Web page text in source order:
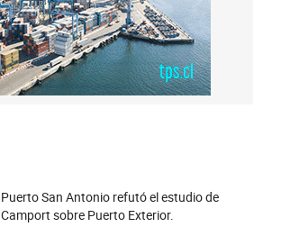
Puerto San Antonio refutó el estudio de
Camport sobre Puerto Exterior.